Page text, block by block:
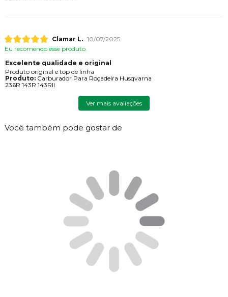
Clamar L. 10/07/2025
Eu recomendo esse produto.
Excelente qualidade e original
Produto original e top de linha
Produto:Carburador Para Roçadeira Husqvarna
236R 143R 143RII
Ver mais avaliações
Você também pode gostar de